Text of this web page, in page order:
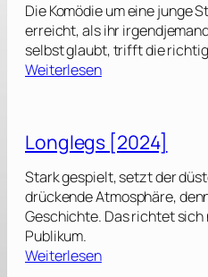
Die Komödie um eine junge
erreicht, als ihr
selbst glaubt, trifft die
Weiterlesen:
ü
r
l
i
c
b
Longlegs [2024]
Stark gespielt, setzt der
drückende Atmosphäre,
Geschichte. Das richtet
Publikum.
Weiterlesen: